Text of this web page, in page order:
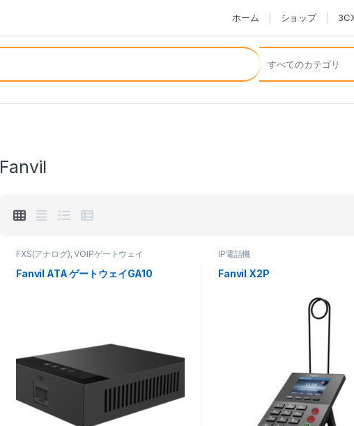
ホーム ショップ
Fanvil
FXS(アナログ),VOIPゲートウェイ
Fanvil ATA ゲートウェイGA10
IP電話機
Fanvil X2P